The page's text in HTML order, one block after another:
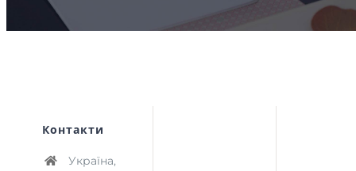
Контакти
Україна,